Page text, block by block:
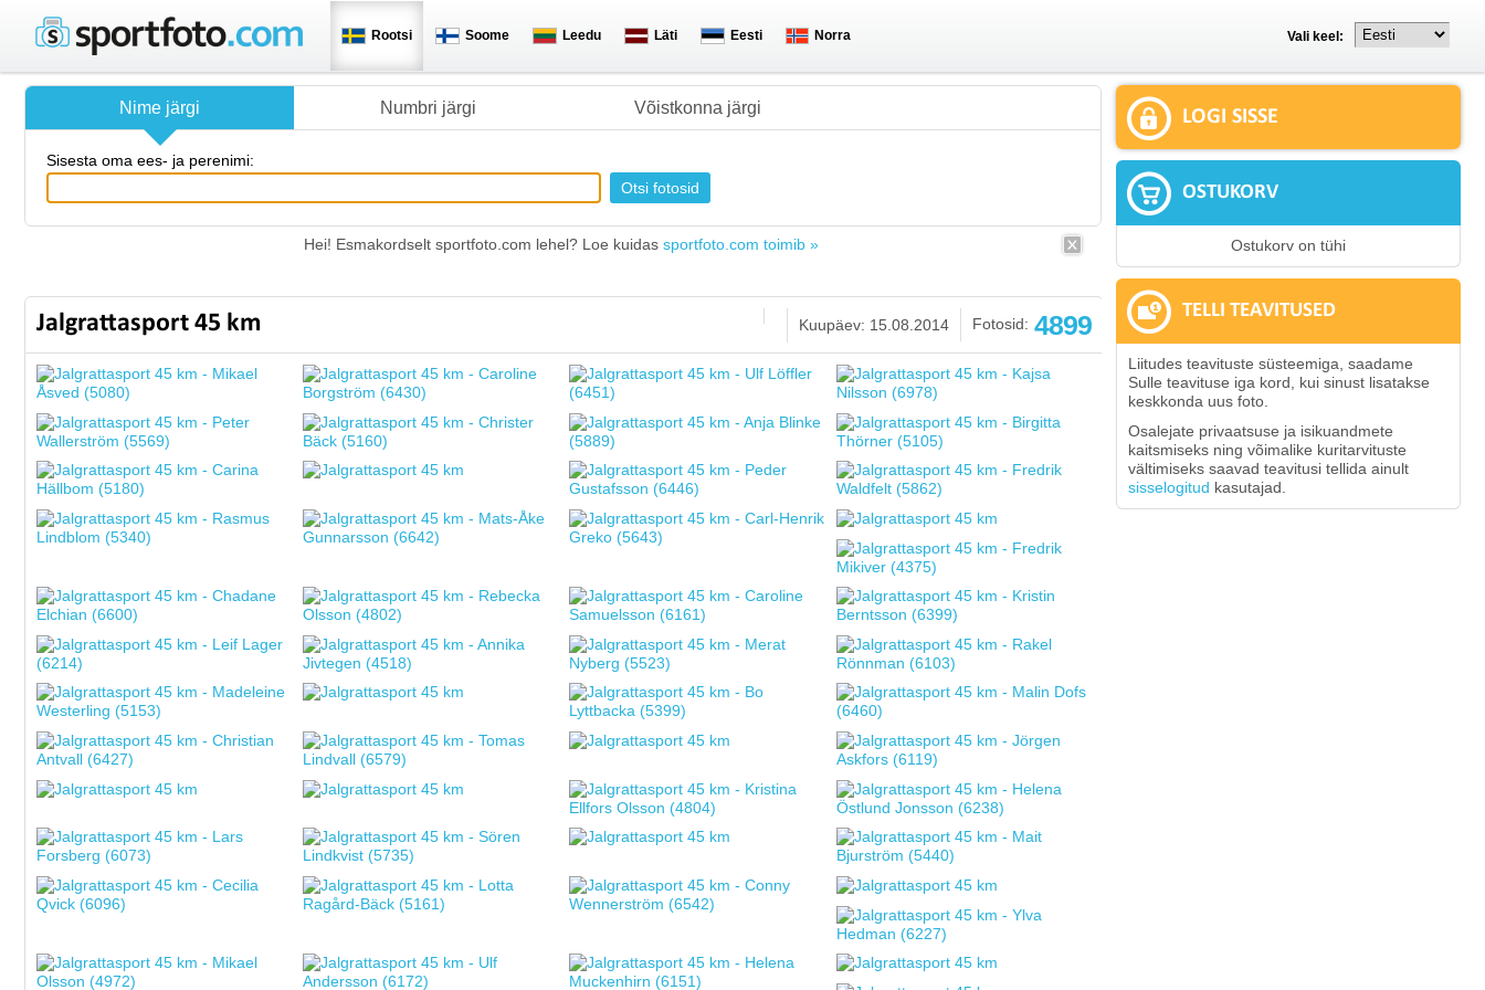
Rootsi Soome Leedu Läti Eesti Norra Vali keel:
Nime järgi Numbri järgi Võistkonna järgi
Sisesta oma ees- ja perenimi:
Hei! Esmakordselt sportfoto.com lehel? Loe kuidas sportfoto.com toimib »
Jalgrattasport 45 km Fotosid: 4899
Kuupäev: 15.08.2014
LOGI SISSE
OSTUKORV
Ostukorv on tühi
TELLI TEAVITUSED
Liitudes teavituste süsteemiga, saadame
Sulle teavituse iga kord, kui sinust lisatakse
keskkonda uus foto.
Osalejate privaatsuse ja isikuandmete
kaitsmiseks ning võimalike kuritarvituste
vältimiseks saavad teavitusi tellida ainult
sisselogitud kasutajad.